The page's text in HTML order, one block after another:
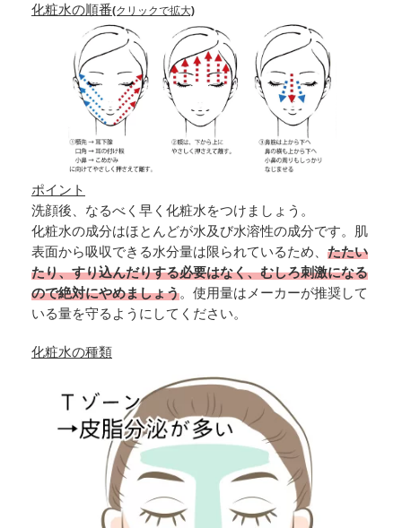
化粧水の順番(クリックで拡大)
ポイント
洗顔後、なるべく早く化粧水をつけましょう。
化粧水の成分はほとんどが水及び水溶性の成分です。肌
表面から吸収できる水分量は限られているため、 たたい
たり、すり込んだりする必要はなく、むしろ刺激になる
ので絶対にやめましょう。使用量はメーカーが推奨して
いる量を守るようにしてください。
化粧水の種類